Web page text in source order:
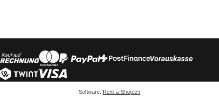
Software: Rent-a-Shop.ch